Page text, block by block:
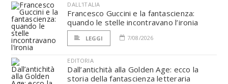
DALL'ITALIA
Francesco Guccini e la fantascienza:
quando le stelle incontravano l’ironia
LEGGI 7/08/2026
EDITORIA
Dall’antichità alla Golden Age: ecco la
storia della fantascienza letteraria